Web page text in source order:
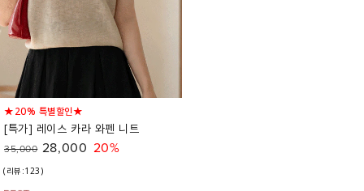
★20% 특별할인★
[특가] 레이스 카라 와펜 니트
35,000 28,000 20%
(리뷰:123)